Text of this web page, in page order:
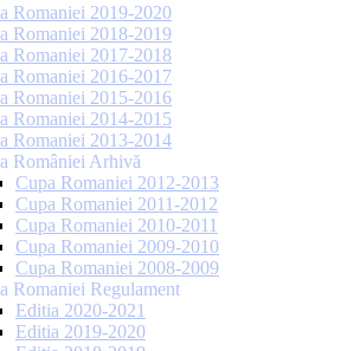
Romaniei 2019-2020
Romaniei 2018-2019
Romaniei 2017-2018
Romaniei 2016-2017
Romaniei 2015-2016
Romaniei 2014-2015
Romaniei 2013-2014
României Arhivă
Cupa Romaniei 2012-2013
Cupa Romaniei 2011-2012
Cupa Romaniei 2010-2011
Cupa Romaniei 2009-2010
Cupa Romaniei 2008-2009
Romaniei Regulament
Editia 2020-2021
Editia 2019-2020